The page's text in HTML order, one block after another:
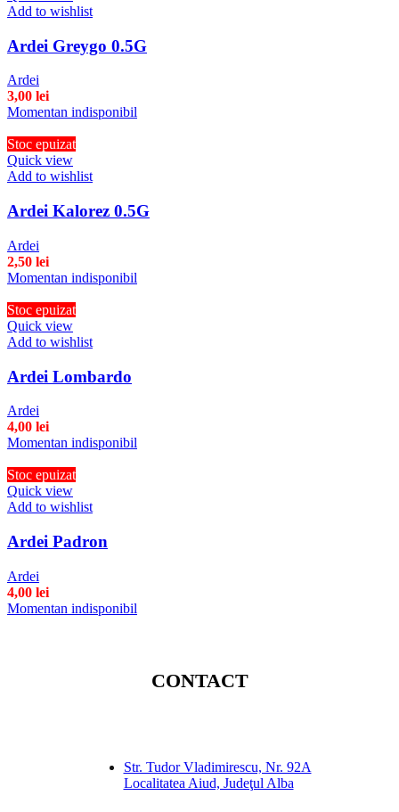
Add to wishlist
Ardei Greygo 0.5G
Ardei
3,00 lei
Momentan indisponibil
Stoc epuizat
Quick view
Add to wishlist
Ardei Kalorez 0.5G
Ardei
2,50 lei
Momentan indisponibil
Stoc epuizat
Quick view
Add to wishlist
Ardei Lombardo
Ardei
4,00 lei
Momentan indisponibil
Stoc epuizat
Quick view
Add to wishlist
Ardei Padron
Ardei
4,00 lei
Momentan indisponibil
CONTACT
Str. Tudor Vladimirescu, Nr. 92A
Localitatea Aiud, Judeţul Alba